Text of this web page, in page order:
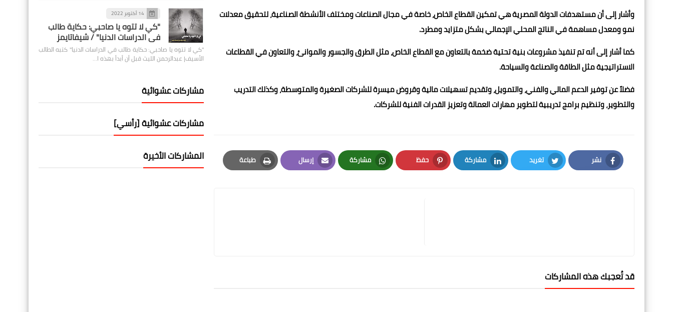
وأشار إلى أن مستهدفات الدولة المصرية هي تمكين القطاع الخاص، خاصة في مجال الصناعات ومختلف الأنشطة الصناعية، لتحقيق معدلات
نمو ومعدل مساهمة في الناتج المحلي الإجمالي بشكل متزايد ومطرد.
كما أشار إلى أنه تم تنفيذ مشروعات بنية تحتية ضخمة بالتعاون مع القطاع الخاص، مثل الطرق والجسور والموانئ، والتعاون في القطاعات
الاستراتيجية مثل الطاقة والصناعة والسياحة.
فضلاً عن توفير الدعم المالي والفني، والتمويل، وتقديم تسهيلات مالية وقروض ميسرة للشركات الصغيرة والمتوسطة، وكذلك التدريب
والتطوير، وتنظيم برامج تدريبية لتطوير مهارات العمالة وتعزيز القدرات الفنية للشركات.
نشر
Facebook
تغريد
Twitter
مشاركة
LinkedIn
حفظ
Pinterest
مشاركة
Whatsapp
إرسال
Email
طباعة
Print
قد تُعجبك هذه المشاركات
14 أكتوبر 2022
"كي لا تتوه يا صاحبي: حكاية طالب
في الدراسات الدنيا" / شيفاتايمز
"كي لا تتوه يا صاحبي: حكاية طالب في الدراسات الدنيا" كتبه الطالب
الأسيف| عبدالرحمن الليث قبل أن أبدأ بهذه ا…
مشاركات عشوائية
مشاركات عشوائية [رأسي]
المشاركات الأخيرة